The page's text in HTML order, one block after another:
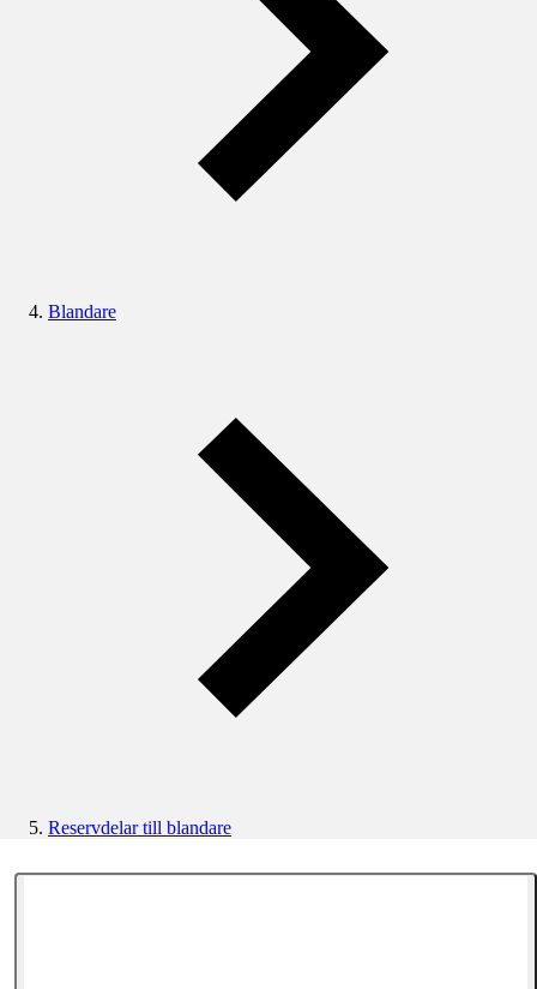
Blandare
Reservdelar till blandare